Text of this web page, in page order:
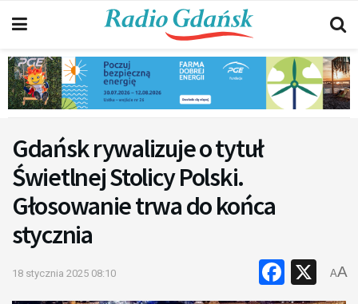
Gdańsk rywalizuje o tytuł
Świetlnej Stolicy Polski.
Głosowanie trwa do końca
stycznia
18 stycznia 2025 08:10 X
AA